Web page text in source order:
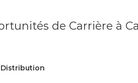
de Carrière à
Distribution